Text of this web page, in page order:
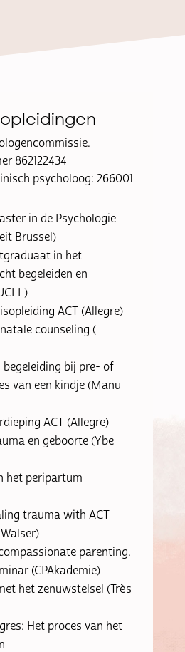
862122434
psycholoog: 266001
in de Psychologie
Brussel)
in het
begeleiden en
ACT (Allegre)
counseling (
begeleiding bij pre- of
van een kindje (Manu
ACT (Allegre)
en geboorte (Ybe
het peripartum
trauma with ACT
parenting.
(CPAkademie)
het zenuwstelsel (Très
Het proces van het